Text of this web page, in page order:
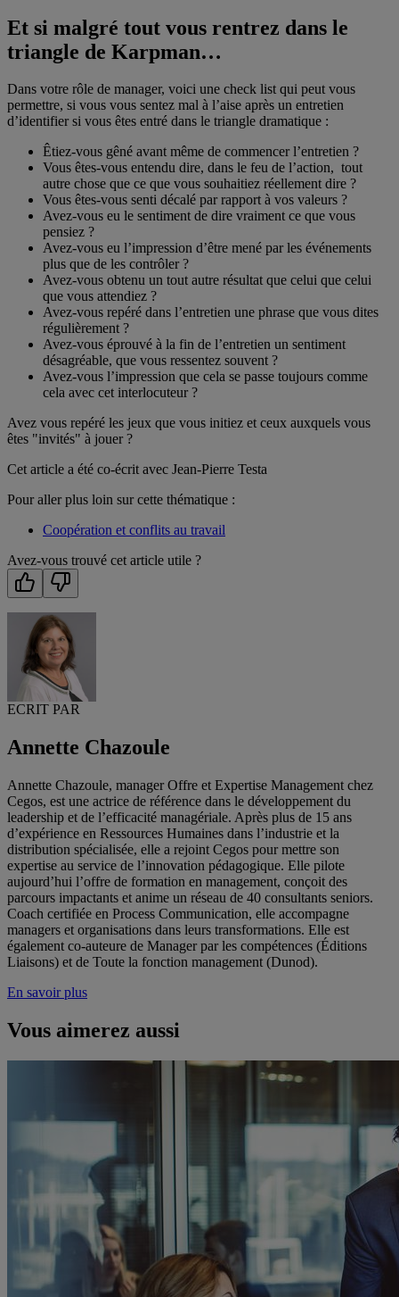
Et si malgré tout vous rentrez dans le
triangle de Karpman…
Dans votre rôle de manager, voici une check list qui peut vous
permettre, si vous vous sentez mal à l’aise après un entretien
d’identifier si vous êtes entré dans le triangle dramatique :
Êtiez-vous gêné avant même de commencer l’entretien ?
Vous êtes-vous entendu dire, dans le feu de l’action, tout
autre chose que ce que vous souhaitiez réellement dire ?
Vous êtes-vous senti décalé par rapport à vos valeurs ?
Avez-vous eu le sentiment de dire vraiment ce que vous
pensiez ?
Avez-vous eu l’impression d’être mené par les événements
plus que de les contrôler ?
Avez-vous obtenu un tout autre résultat que celui que celui
que vous attendiez ?
Avez-vous repéré dans l’entretien une phrase que vous dites
régulièrement ?
Avez-vous éprouvé à la fin de l’entretien un sentiment
désagréable, que vous ressentez souvent ?
Avez-vous l’impression que cela se passe toujours comme
cela avec cet interlocuteur ?
Avez vous repéré les jeux que vous initiez et ceux auxquels vous
êtes "invités" à jouer ?
Cet article a été co-écrit avec Jean-Pierre Testa
Pour aller plus loin sur cette thématique :
Coopération et conflits au travail
Avez-vous trouvé cet article utile ?
ECRIT PAR
Annette Chazoule
Annette Chazoule, manager Offre et Expertise Management chez
Cegos, est une actrice de référence dans le développement du
leadership et de l’efficacité managériale. Après plus de 15 ans
d’expérience en Ressources Humaines dans l’industrie et la
distribution spécialisée, elle a rejoint Cegos pour mettre son
expertise au service de l’innovation pédagogique. Elle pilote
aujourd’hui l’offre de formation en management, conçoit des
parcours impactants et anime un réseau de 40 consultants seniors.
Coach certifiée en Process Communication, elle accompagne
managers et organisations dans leurs transformations. Elle est
également co-auteure de Manager par les compétences (Éditions
Liaisons) et de Toute la fonction management (Dunod).
En savoir plus
Vous aimerez aussi